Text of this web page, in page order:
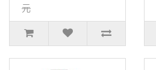
元